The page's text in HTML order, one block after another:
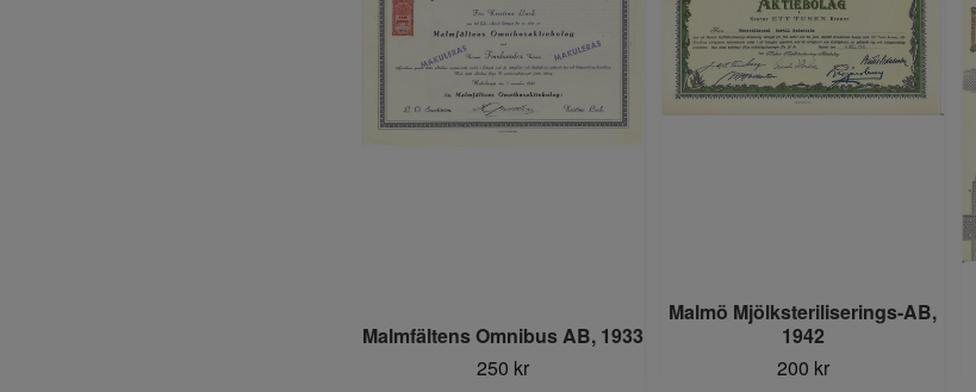
Malmfältens Omnibus AB, 1933
250 kr
Malmö Mjölksteriliserings-AB,
1942
200 kr